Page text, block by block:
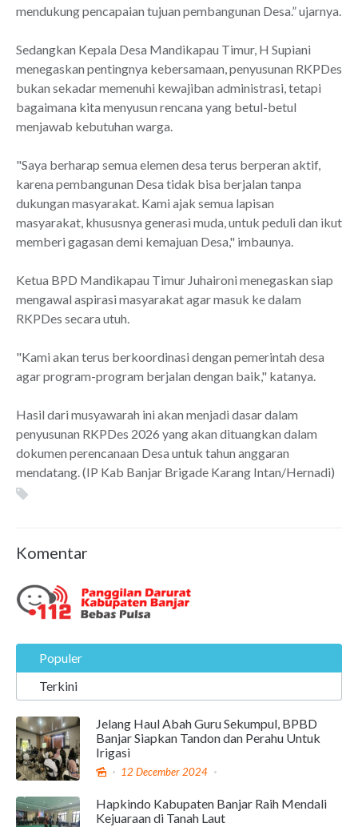
mendukung pencapaian tujuan pembangunan Desa.” ujarnya.
Sedangkan Kepala Desa Mandikapau Timur, H Supiani
menegaskan pentingnya kebersamaan, penyusunan RKPDes
bukan sekadar memenuhi kewajiban administrasi, tetapi
bagaimana kita menyusun rencana yang betul-betul
menjawab kebutuhan warga.
"Saya berharap semua elemen desa terus berperan aktif,
karena pembangunan Desa tidak bisa berjalan tanpa
dukungan masyarakat. Kami ajak semua lapisan
masyarakat, khususnya generasi muda, untuk peduli dan ikut
memberi gagasan demi kemajuan Desa," imbaunya.
Ketua BPD Mandikapau Timur Juhaironi menegaskan siap
mengawal aspirasi masyarakat agar masuk ke dalam
RKPDes secara utuh.
"Kami akan terus berkoordinasi dengan pemerintah desa
agar program-program berjalan dengan baik," katanya.
Hasil dari musyawarah ini akan menjadi dasar dalam
penyusunan RKPDes 2026 yang akan dituangkan dalam
dokumen perencanaan Desa untuk tahun anggaran
mendatang. (IP Kab Banjar Brigade Karang Intan/Hernadi)
Komentar
Populer
Terkini
Jelang Haul Abah Guru Sekumpul, BPBD
Banjar Siapkan Tandon dan Perahu Untuk
Irigasi
12 December 2024
Hapkindo Kabupaten Banjar Raih Mendali
Kejuaraan di Tanah Laut